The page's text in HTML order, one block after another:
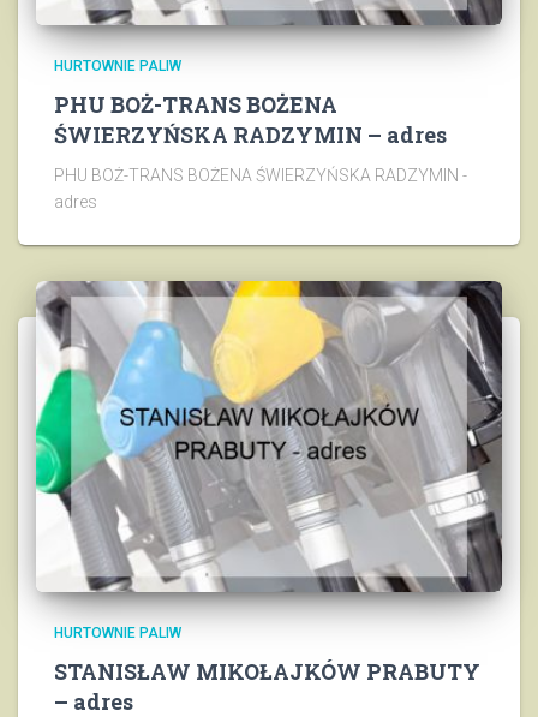
HURTOWNIE PALIW
PHU BOŻ-TRANS BOŻENA
ŚWIERZYŃSKA RADZYMIN – adres
PHU BOŻ-TRANS BOŻENA ŚWIERZYŃSKA RADZYMIN -
adres
HURTOWNIE PALIW
STANISŁAW MIKOŁAJKÓW PRABUTY
– adres